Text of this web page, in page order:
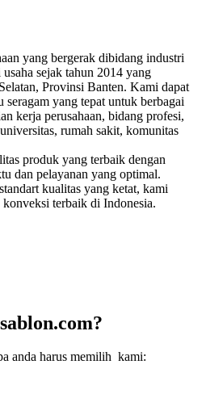
yang bergerak dibidang industri
sejak tahun 2014 yang
Provinsi Banten. Kami dapat
yang tepat untuk berbagai
kerja perusahaan, bidang profesi,
rumah sakit, komunitas
produk yang terbaik dengan
dan pelayanan yang optimal.
kualitas yang ketat, kami
konveksi terbaik di Indonesia.
anda harus memilih kami: